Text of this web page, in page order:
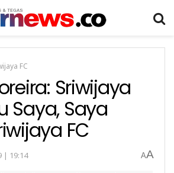
FC
Sriwijaya
Saya, Saya
FC
| 19:14 AA